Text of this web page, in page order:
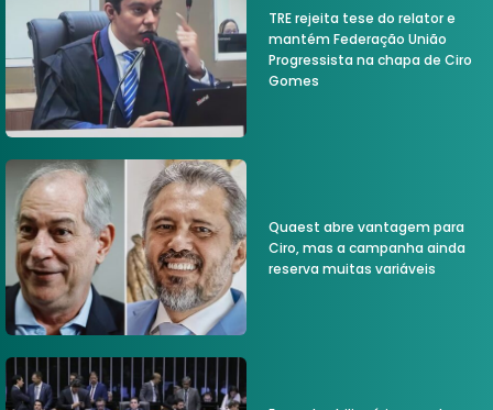
TRE rejeita tese do relator e
mantém Federação União
Progressista na chapa de Ciro
Gomes
Quaest abre vantagem para
Ciro, mas a campanha ainda
reserva muitas variáveis